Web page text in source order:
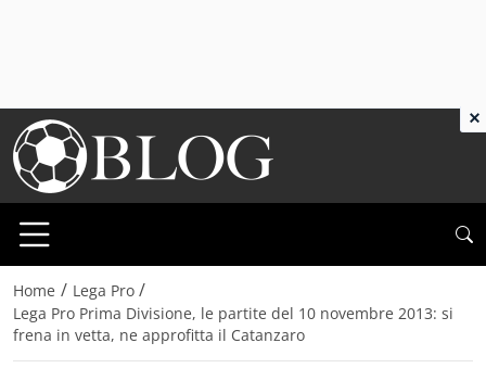
Home / Lega Pro /
Lega Pro Prima Divisione, le partite del 10 novembre 2013: si
frena in vetta, ne approfitta il Catanzaro
×